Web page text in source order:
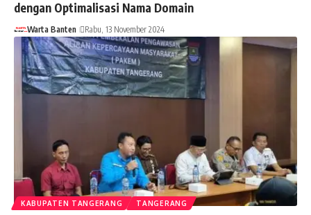
dengan Optimalisasi Nama Domain
Warta Banten Rabu, 13 November 2024
KABUPATEN TANGERANG TANGERANG